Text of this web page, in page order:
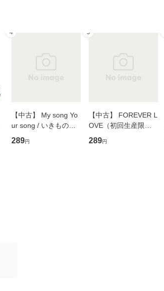
4
【中古】 My song Yo
ur song / いきものが
かり / [CD]【メール便
送料無料】
289円
5
【中古】 FOREVER L
OVE（初回生産限定
盤） / 清水翔太×加藤
ミリヤ / [CD]【メール
289円